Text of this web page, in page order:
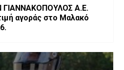
ΓΙΑΝΝΑΚΟΠΟΥΛΟΣ Α.Ε.
αγοράς στο Μαλακό